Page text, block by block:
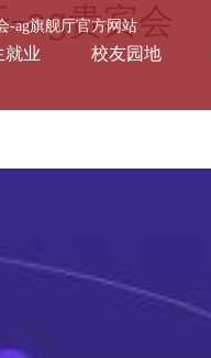
-ag贵宾会
-ag旗舰厅官方网站
就业 校友园地